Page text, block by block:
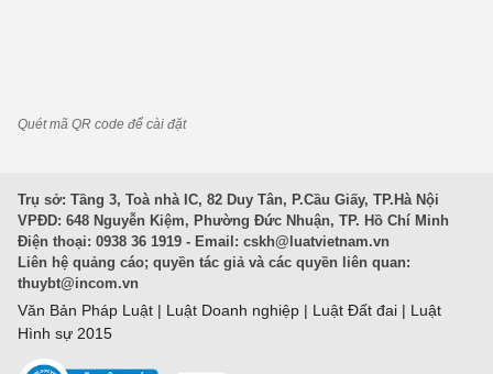
Quét mã QR code để cài đặt
Trụ sở: Tầng 3, Toà nhà IC, 82 Duy Tân, P.Cầu Giấy, TP.Hà Nội
VPĐD: 648 Nguyễn Kiệm, Phường Đức Nhuận, TP. Hồ Chí Minh
Điện thoại: 0938 36 1919 - Email: cskh@luatvietnam.vn
Liên hệ quảng cáo; quyền tác giả và các quyền liên quan:
thuybt@incom.vn
Văn Bản Pháp Luật | Luật Doanh nghiệp | Luật Đất đai | Luật
Hình sự 2015